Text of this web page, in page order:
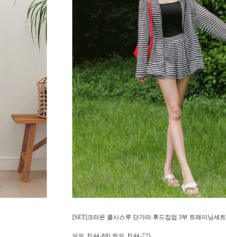
[SET]크라운 쿨시스루 단가라 후드집업 3부 트레이닝세트
상의_F(44-88),하의_F(44-77)